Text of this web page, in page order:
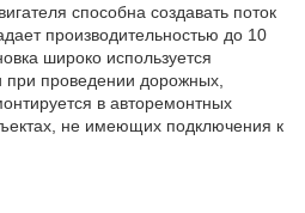
способна создавать поток
производительностью до 10
широко используется
проведении дорожных,
в авторемонтных
не имеющих подключения к